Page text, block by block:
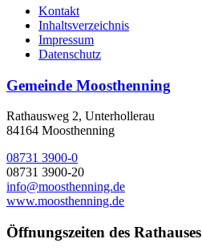
Kontakt
Inhaltsverzeichnis
Impressum
Datenschutz
Gemeinde Moosthenning
Rathausweg 2, Unterhollerau
84164 Moosthenning
08731 3900-0
08731 3900-20
info@moosthenning.de
www.moosthenning.de
Öffnungszeiten des Rathauses